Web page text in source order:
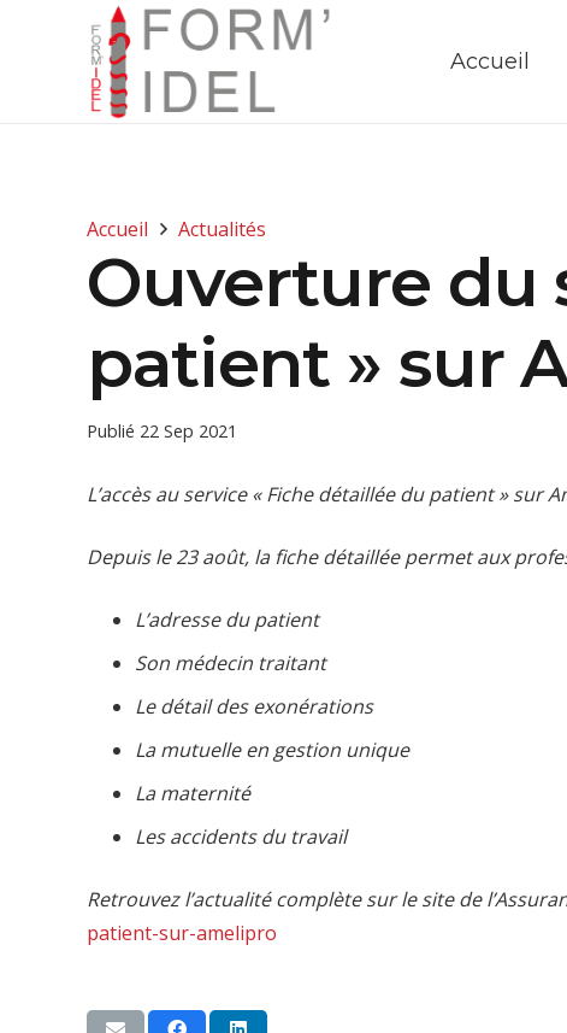
Accueil
Accueil Actualités
Ouverture du
patient » sur
Publié 22 Sep 2021
L’accès au service « Fiche détaillée du patient »
Depuis le 23 août, la fiche détaillée permet aux
L’adresse du patient
Son médecin traitant
Le détail des exonérations
La mutuelle en gestion unique
La maternité
Les accidents du travail
Retrouvez l’actualité complète sur le site de
patient-sur-amelipro